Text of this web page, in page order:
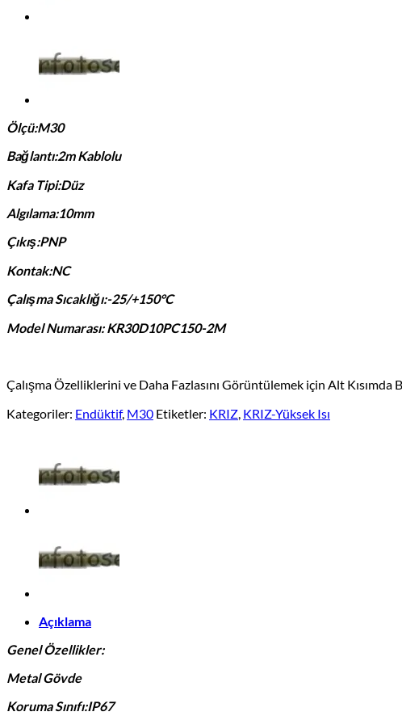
Ölçü:M30
Bağlantı:2m Kablolu
Kafa Tipi:Düz
Algılama:10mm
Çıkış:PNP
Kontak:NC
Çalışma Sıcaklığı:-25/+150°C
Model Numarası: KR30D10PC150-2M
Çalışma Özelliklerini ve Daha Fazlasını Görüntülemek için Alt Kısımda
Kategoriler: Endüktif, M30 Etiketler: KRIZ, KRIZ-Yüksek Isı
Açıklama
Genel Özellikler:
Metal Gövde
Koruma Sınıfı:IP67